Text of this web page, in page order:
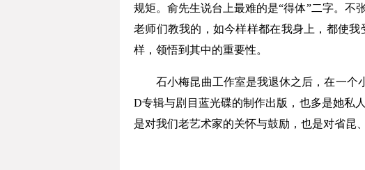
规矩。俞先生说台上最难的是“得体”二字。不
老师们教我的，如今样样都在我身上，都使
样，领悟到其中的重要性。
石小梅昆曲工作室是我退休之后，在一个小
D专辑与剧目蓝光碟的制作出版，也多是她私
是对我们老艺术家的关怀与鼓励，也是对省昆